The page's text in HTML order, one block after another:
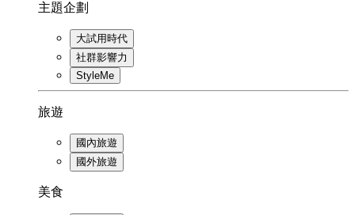
主題企劃
大試用時代
社群影響力
StyleMe
旅遊
國內旅遊
國外旅遊
美食